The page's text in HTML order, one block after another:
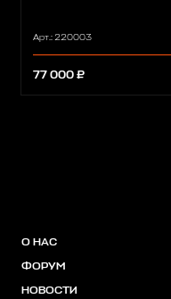
Арт.: 220003
77 000 ₽
О НАС
ФОРУМ
НОВОСТИ